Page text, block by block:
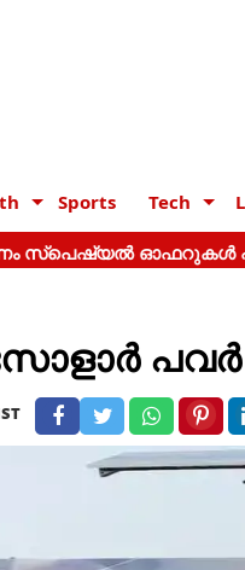
Sports Tech
പവര്‍